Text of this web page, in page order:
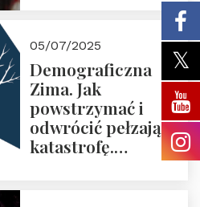
05/07/2025
Demograficzna
Zima. Jak
powstrzymać i
odwrócić pełzającą
katastrofę.